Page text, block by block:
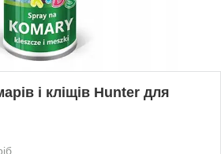
і кліщів Hunter для